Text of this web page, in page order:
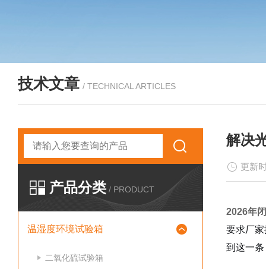
技术文章 / TECHNICAL ARTICLES
产品分类 / PRODUCT
温湿度环境试验箱
二氧化硫试验箱
解决
更新
2026年
要求厂
到这一